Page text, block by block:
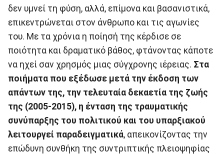
δεν υμνεί τη φύση, αλλά, επίμονα και βασανιστικά,
επικεντρώνεται στον άνθρωπο και τις αγωνίες
του. Με τα χρόνια η ποίησή της κέρδισε σε
ποιότητα και δραματικό βάθος, φτάνοντας κάποτε
να ηχεί σαν χρησμός μιας σύγχρονης ιέρειας. Στα
ποιήματα που εξέδωσε μετά την έκδοση των
απάντων της, την τελευταία δεκαετία της ζωής
της (2005-2015), η ένταση της τραυματικής
συνύπαρξης του πολιτικού και του υπαρξιακού
λειτουργεί παραδειγματικά, απεικονίζοντας την
επώδυνη συνθήκη της συντριπτικής πλειοψηφίας